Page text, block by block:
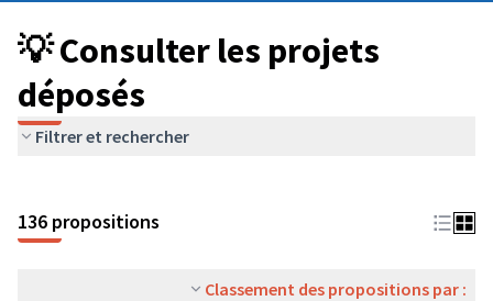
💡 Consulter les projets
déposés
Filtrer et rechercher
136 propositions
Classement des propositions par :